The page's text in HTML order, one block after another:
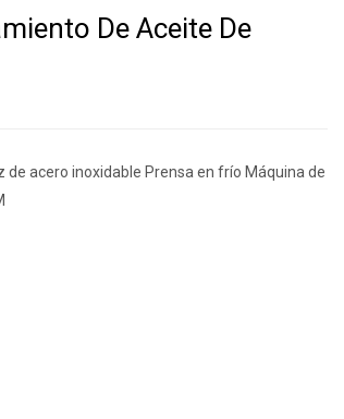
De Aceite De
acero inoxidable Prensa en frío Máquina de